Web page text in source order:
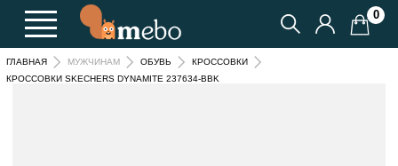
0
ГЛАВНАЯ МУЖЧИНАМ ОБУВЬ
КРОССОВКИ
КРОССОВКИ SKECHERS DYNAMITE 237634-BBK